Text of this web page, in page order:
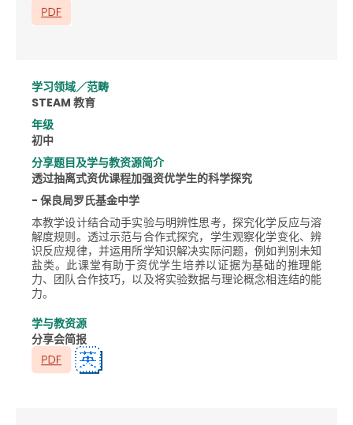
学习领域／范畴
STEAM 教育
年级
初中
分享题目及学与教资源简介
透过抽离式资优课程加强资优学生的科学探究
- 保良局罗氏基金中学
本教学设计结合动手实验与明辨性思考，探究化学反应与溶
解度规则。透过示范与合作式探究，学生观察化学变化、辨
识反应规律，并运用所学知识解决实际问题，例如判别未知
盐类。此课堂有助于资优学生培养以证据为基础的推理能
力、团队合作技巧，以及将实验数据与理论概念相连结的能
力。
学与教资源
分享会简报